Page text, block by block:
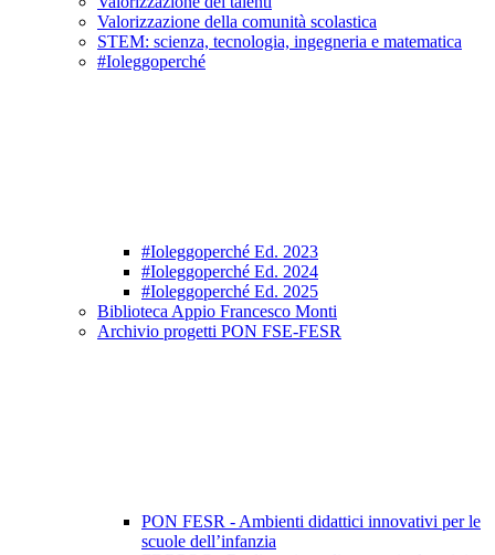
Valorizzazione della comunità scolastica
STEM: scienza, tecnologia, ingegneria e matematica
#Ioleggoperché
#Ioleggoperché Ed. 2023
#Ioleggoperché Ed. 2024
#Ioleggoperché Ed. 2025
Biblioteca Appio Francesco Monti
Archivio progetti PON FSE-FESR
PON FESR - Ambienti didattici innovativi per le
scuole dell’infanzia